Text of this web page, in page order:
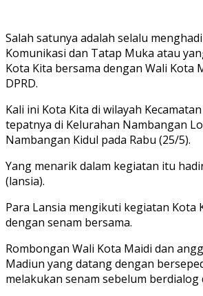
Salah satunya adalah selalu
Komunikasi dan Tatap Muka atau
Kota Kita bersama dengan Wali Kota
DPRD.
Kali ini Kota Kita di wilayah
tepatnya di Kelurahan Nambangan
Nambangan Kidul pada Rabu (25/5).
Yang menarik dalam kegiatan itu
(lansia).
Para Lansia mengikuti kegiatan Kota
dengan senam bersama.
Rombongan Wali Kota Maidi dan
Madiun yang datang dengan
melakukan senam sebelum berdialog